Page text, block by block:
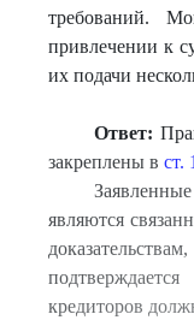
требований.
привлечении к
их подачи
Ответ:
закреплены в ст.
являются
кредиторов